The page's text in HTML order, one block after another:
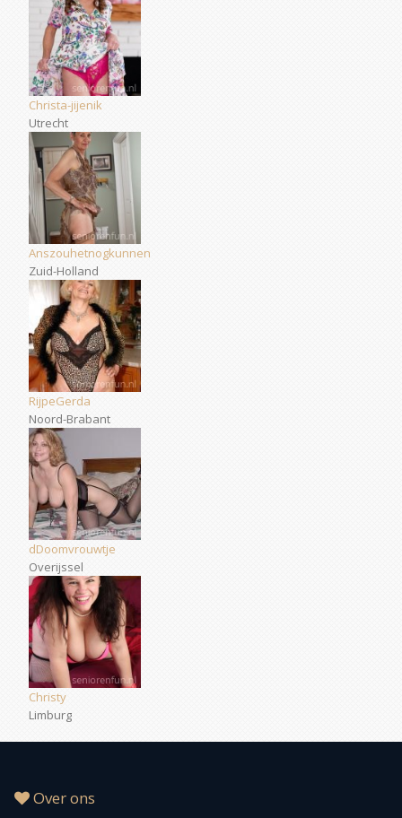
Christa-jijenik
Utrecht
Anszouhetnogkunnen
Zuid-Holland
RijpeGerda
Noord-Brabant
dDoomvrouwtje
Overijssel
Christy
Limburg
Over ons